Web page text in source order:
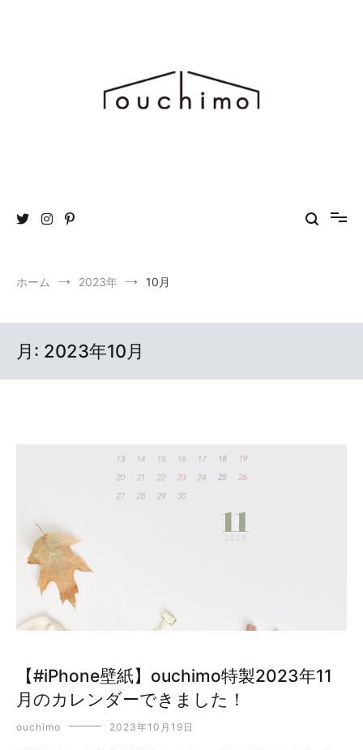
ホーム 2023年 10月
月: 2023年10月
【#iPhone壁紙】ouchimo特製2023年11
月のカレンダーできました！
ouchimo 2023年10月19日